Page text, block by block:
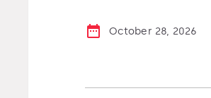
October 28, 2026